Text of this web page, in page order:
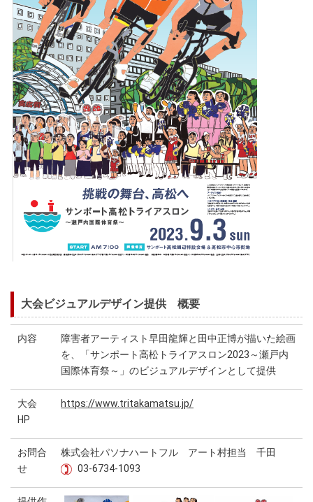
大会ビジュアルデザイン提供 概要
内容
障害者アーティスト早田龍輝と田中正博が描いた絵画
を、「サンポート高松トライアスロン2023～瀬戸内
国際体育祭～」のビジュアルデザインとして提供
大会
HP
https://www.tritakamatsu.jp/
お問合
せ
株式会社パソナハートフル アート村担当 千田
03-6734-1093